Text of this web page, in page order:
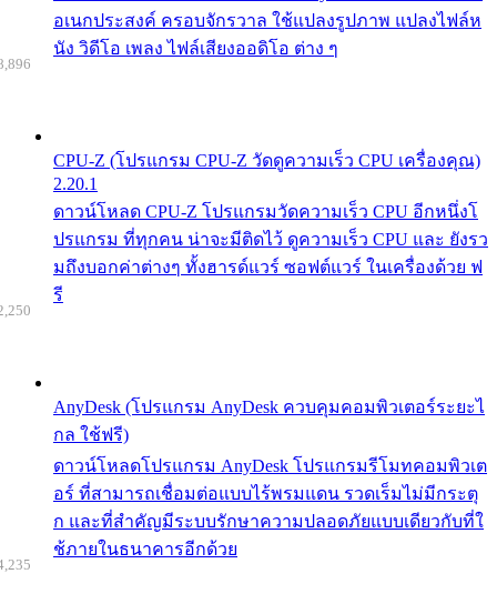
อเนกประสงค์ ครอบจักรวาล ใช้แปลงรูปภาพ แปลงไฟล์ห
นัง วิดีโอ เพลง ไฟล์เสียงออดิโอ ต่าง ๆ
CPU-Z (โปรแกรม CPU-Z วัดดูความเร็ว CPU เครื่องคุณ)
2.20.1
ดาวน์โหลด CPU-Z โปรแกรมวัดความเร็ว CPU อีกหนึ่งโ
ปรแกรม ที่ทุกคน น่าจะมีติดไว้ ดูความเร็ว CPU และ ยังรว
มถึงบอกค่าต่างๆ ทั้งฮารด์แวร์ ซอฟต์แวร์ ในเครื่องด้วย ฟ
รี
AnyDesk (โปรแกรม AnyDesk ควบคุมคอมพิวเตอร์ระยะไ
กล ใช้ฟรี)
ดาวน์โหลดโปรแกรม AnyDesk โปรแกรมรีโมทคอมพิวเต
อร์ ที่สามารถเชื่อมต่อแบบไร้พรมแดน รวดเร็มไม่มีกระตุ
ก และที่สำคัญมีระบบรักษาความปลอดภัยแบบเดียวกับที่ใ
ช้ภายในธนาคารอีกด้วย